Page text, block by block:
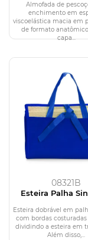
Almofada de
enchimento em
viscoelástica macia em
de formato
capa...
08321B
Esteira Palha
Esteira dobrável em
com bordas
dividindo a esteira em
Além disso,...